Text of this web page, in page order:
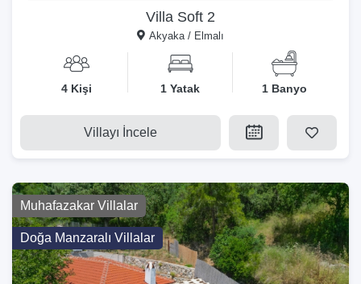
Villa Soft 2
Akyaka / Elmalı
4 Kişi 1 Yatak 1 Banyo
Villayı İncele
Muhafazakar Villalar
Doğa Manzaralı Villalar